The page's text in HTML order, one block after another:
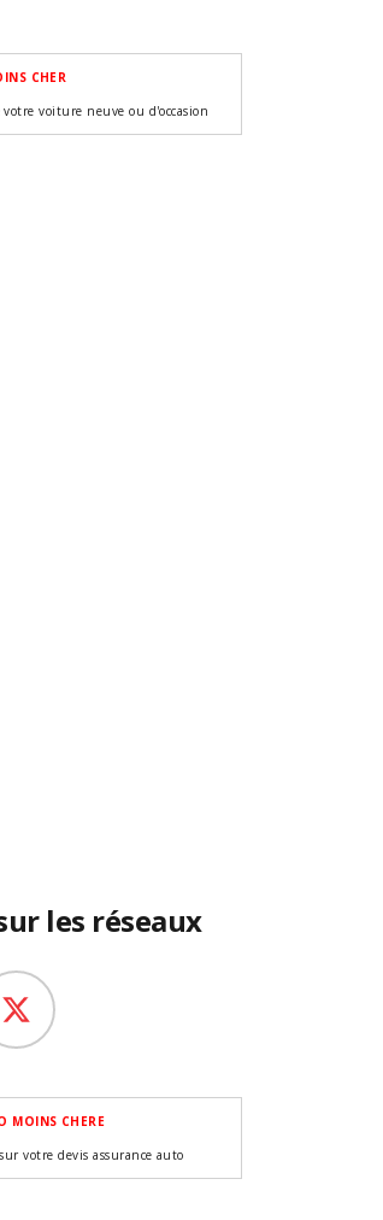
CHER
voiture neuve ou d'occasion
les réseaux
MOINS CHERE
votre devis assurance auto